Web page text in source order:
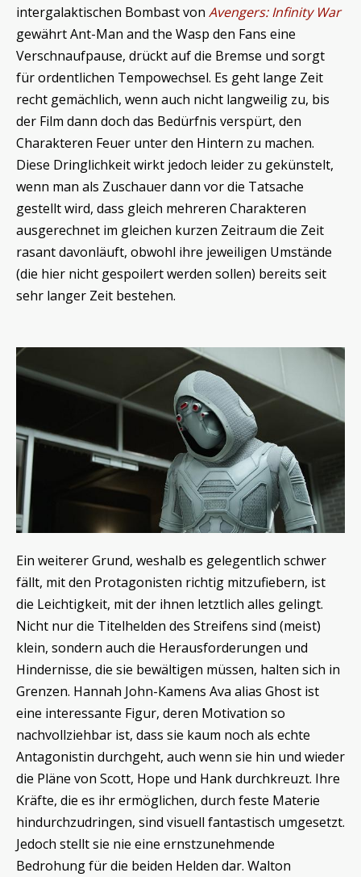
intergalaktischen Bombast von Avengers: Infinity War
gewährt Ant-Man and the Wasp den Fans eine
Verschnaufpause, drückt auf die Bremse und sorgt
für ordentlichen Tempowechsel. Es geht lange Zeit
recht gemächlich, wenn auch nicht langweilig zu, bis
der Film dann doch das Bedürfnis verspürt, den
Charakteren Feuer unter den Hintern zu machen.
Diese Dringlichkeit wirkt jedoch leider zu gekünstelt,
wenn man als Zuschauer dann vor die Tatsache
gestellt wird, dass gleich mehreren Charakteren
ausgerechnet im gleichen kurzen Zeitraum die Zeit
rasant davonläuft, obwohl ihre jeweiligen Umstände
(die hier nicht gespoilert werden sollen) bereits seit
sehr langer Zeit bestehen.
Ein weiterer Grund, weshalb es gelegentlich schwer
fällt, mit den Protagonisten richtig mitzufiebern, ist
die Leichtigkeit, mit der ihnen letztlich alles gelingt.
Nicht nur die Titelhelden des Streifens sind (meist)
klein, sondern auch die Herausforderungen und
Hindernisse, die sie bewältigen müssen, halten sich in
Grenzen. Hannah John-Kamens Ava alias Ghost ist
eine interessante Figur, deren Motivation so
nachvollziehbar ist, dass sie kaum noch als echte
Antagonistin durchgeht, auch wenn sie hin und wieder
die Pläne von Scott, Hope und Hank durchkreuzt. Ihre
Kräfte, die es ihr ermöglichen, durch feste Materie
hindurchzudringen, sind visuell fantastisch umgesetzt.
Jedoch stellt sie nie eine ernstzunehmende
Bedrohung für die beiden Helden dar. Walton